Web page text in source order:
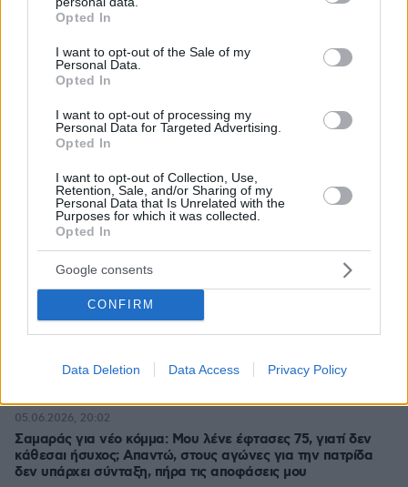
grant or deny consent to Google and its third-party tags to
use your data for below specified purposes in below Google
consent section.
Opted In
I want to opt-out of the Sale of my
Personal Data.
Opted In
I want to opt-out of processing my
Personal Data for Targeted Advertising.
Opted In
I want to opt-out of Collection, Use,
Retention, Sale, and/or Sharing of my
Personal Data that Is Unrelated with the
Purposes for which it was collected.
Opted In
Google consents
CONFIRM
Data Deletion Data Access Privacy Policy
Σαμαράς για νέο κόμμα: Μου λένε έφτασες 75, γιατί δεν
κάθεσαι ήσυχος; Απαντώ, στους αγώνες για την πατρίδα
δεν υπάρχει σύνταξη, πήρα τις αποφάσεις μου
05.06.2026, 20:02